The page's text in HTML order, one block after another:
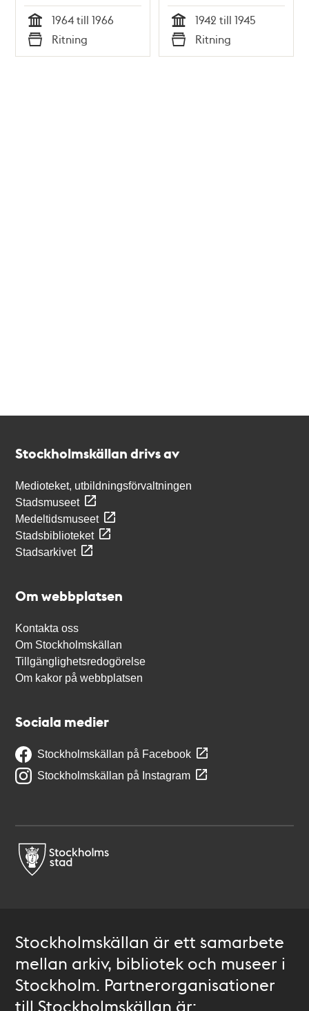
Tid
1964 till 1966
Typ
Ritning Tid
1942 till 1945
Typ
Ritning
Stockholmskällan drivs av
Medioteket, utbildningsförvaltningen
Stadsmuseet
Medeltidsmuseet
Stadsbiblioteket
Stadsarkivet
Om webbplatsen
Kontakta oss
Om Stockholmskällan
Tillgänglighetsredogörelse
Om kakor på webbplatsen
Sociala medier
Stockholmskällan på Facebook
Stockholmskällan på Instagram
Stockholmskällan är ett samarbete
mellan arkiv, bibliotek och museer i
Stockholm. Partnerorganisationer
till Stockholmskällan är: